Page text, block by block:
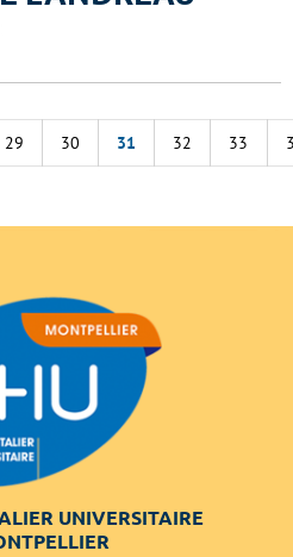
29 30 31 32 33
UNIVERSITAIRE